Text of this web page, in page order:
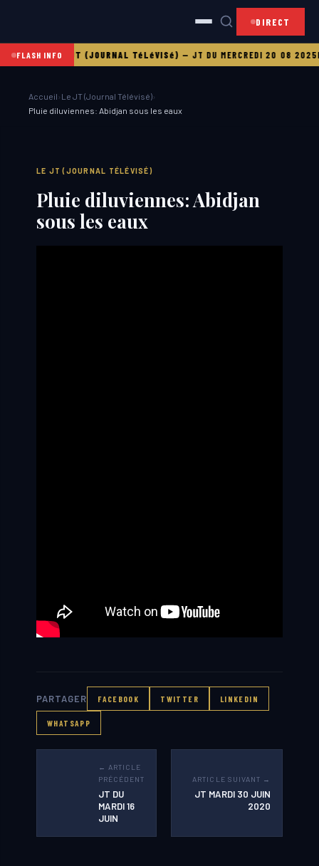
DIRECT
FLASH INFO
08 2025LE JT (JOURNAL TéLéVISé)—JT DU MERCREDI 20 08 2025
Accueil › Le JT (Journal Télévisé)›
Pluie diluviennes: Abidjan sous les eaux
LE JT (JOURNAL TÉLÉVISÉ)
Pluie diluviennes: Abidjan
sous les eaux
PARTAGER FACEBOOK TWITTER LINKEDIN
WHATSAPP
← ARTICLE
PRÉCÉDENT
JT DU
MARDI 16
JUIN
ARTICLE SUIVANT →
JT MARDI 30 JUIN
2020